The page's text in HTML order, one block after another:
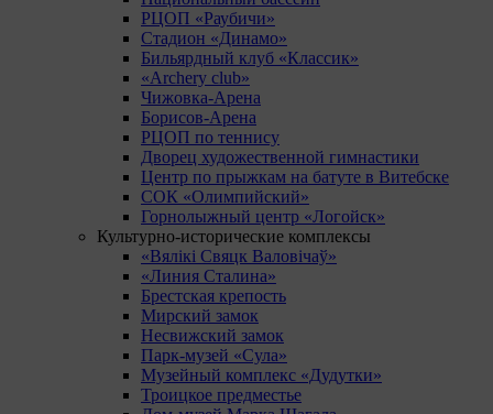
РЦОП «Раубичи»
Стадион «Динамо»
Бильярдный клуб «Классик»
«Archery club»
Чижовка-Арена
Борисов-Арена
РЦОП по теннису
Дворец художественной гимнастики
Центр по прыжкам на батуте в Витебске
СОК «Олимпийский»
Горнолыжный центр «Логойск»
Культурно-исторические комплексы
«Вялікі Свяцк Валовічаў»
«Линия Сталина»
Брестская крепость
Мирский замок
Несвижский замок
Парк-музей «Сула»
Музейный комплекс «Дудутки»
Троицкое предместье